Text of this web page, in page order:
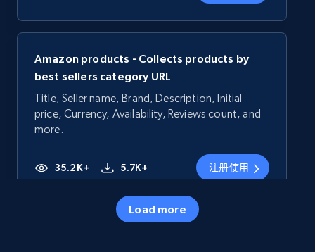
Amazon products - Collects products by
best sellers category URL
Title, Seller name, Brand, Description, Initial
price, Currency, Availability, Reviews count, and
more.
35.2K+ 5.7K+ 注册使用
Load more